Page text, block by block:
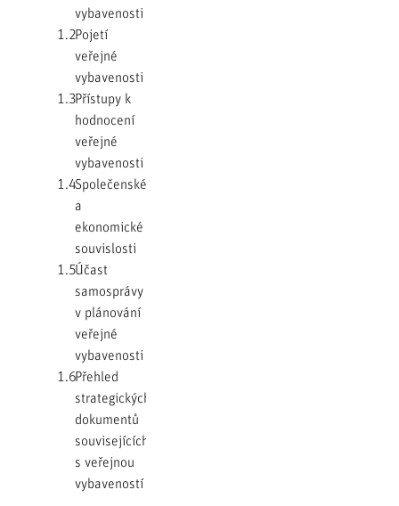
vybavenosti
1.2Pojetí
veřejné
vybavenosti
1.3Přístupy k
hodnocení
veřejné
vybavenosti
1.4Společenské
a
ekonomické
souvislosti
1.5Účast
samosprávy
v plánování
veřejné
vybavenosti
1.6Přehled
strategických
dokumentů
souvisejících
s veřejnou
vybaveností